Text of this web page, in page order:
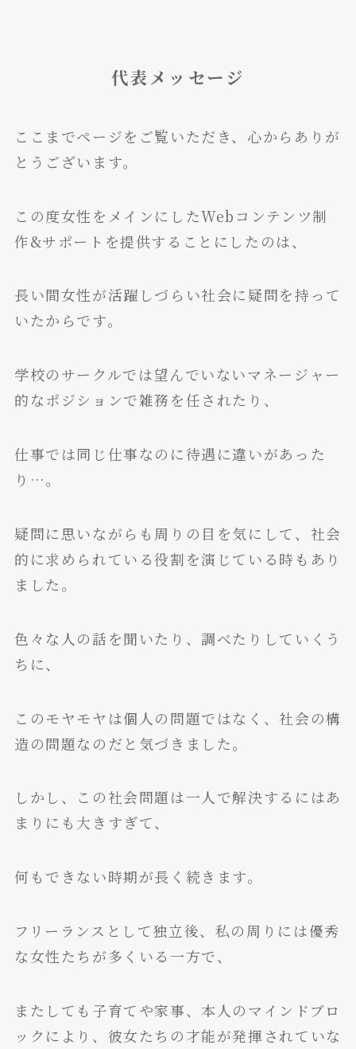
代表メッセージ
ここまでページをご覧いただき、心からありが
とうございます。
この度女性をメインにしたWebコンテンツ制
作&サポートを提供することにしたのは、
長い間女性が活躍しづらい社会に疑問を持って
いたからです。
学校のサークルでは望んでいないマネージャー
的なポジションで雑務を任されたり、
仕事では同じ仕事なのに待遇に違いがあった
り…。
疑問に思いながらも周りの目を気にして、社会
的に求められている役割を演じている時もあり
ました。
色々な人の話を聞いたり、調べたりしていくう
ちに、
このモヤモヤは個人の問題ではなく、社会の構
造の問題なのだと気づきました。
しかし、この社会問題は一人で解決するにはあ
まりにも大きすぎて、
何もできない時期が長く続きます。
フリーランスとして独立後、私の周りには優秀
な女性たちが多くいる一方で、
またしても子育てや家事、本人のマインドブロ
ックにより、彼女たちの才能が発揮されていな